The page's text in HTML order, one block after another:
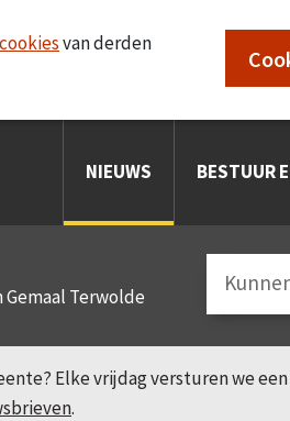
cookiesvan derden
NIEUWS BESTUUR
Terwolde
Elke vrijdag versturen we
.